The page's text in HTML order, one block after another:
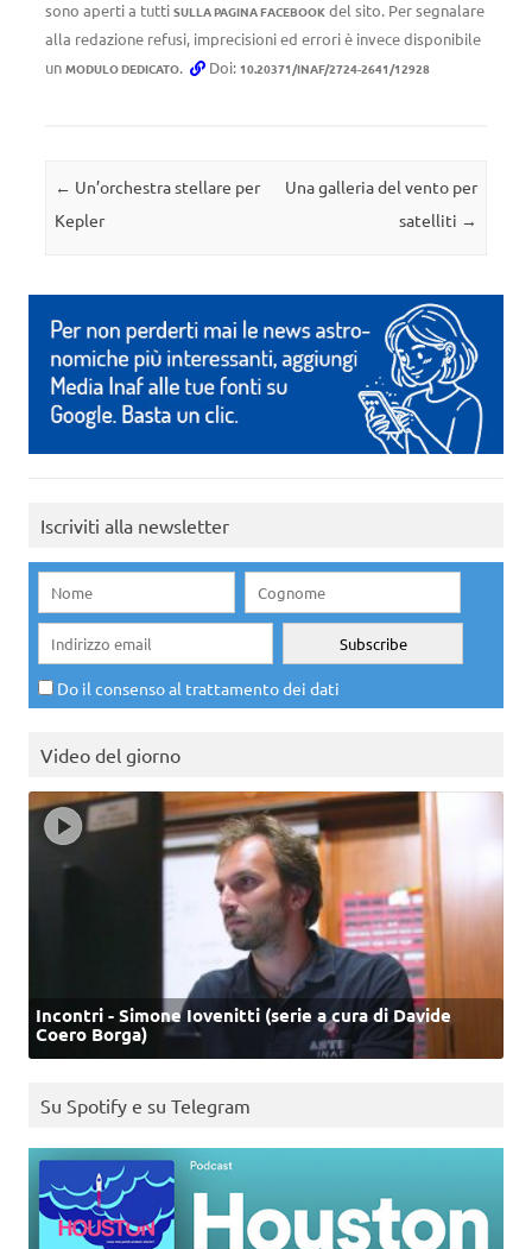
sono aperti a tutti SULLA PAGINA FACEBOOK del sito. Per segnalare
alla redazione refusi, imprecisioni ed errori è invece disponibile
un MODULO DEDICATO. Doi: 10.20371/INAF/2724-2641/12928
Navigazione articolo
← Un’orchestra stellare per
Kepler
Una galleria del vento per
satelliti →
Iscriviti alla newsletter
Do il consenso al trattamento dei dati
Video del giorno
Incontri - Simone Iovenitti (serie a cura di Davide
Coero Borga)
Su Spotify e su Telegram